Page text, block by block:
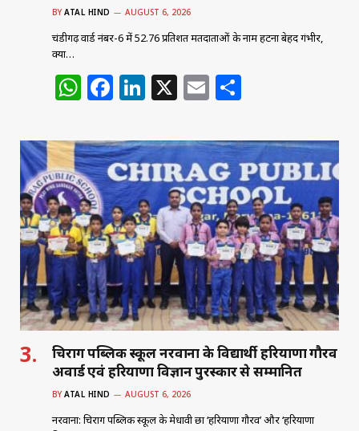
BY ATAL HIND AUGUST 6, 2026
चंडीगढ़ वार्ड नंबर-6 में 52.76 प्रतिशत मतदाताओं के नाम हटना बेहद गंभीर,
क्या…
W
at
s
A
p
p
F
c
e
b
o
o
k
Li
k
e
dI
n
X E
ai
l
ar
e
चिराग पब्लिक स्कूल नरवाना के विद्यार्थी हरियाणा गौरव
अवार्ड एवं हरियाणा विज्ञान पुरस्कार से सम्मानित
BY ATAL HIND AUGUST 6, 2026
नरवाना: चिराग पब्लिक स्कूल के मेधावी छात्र ‘हरियाणा गौरव’ और ‘हरियाणा